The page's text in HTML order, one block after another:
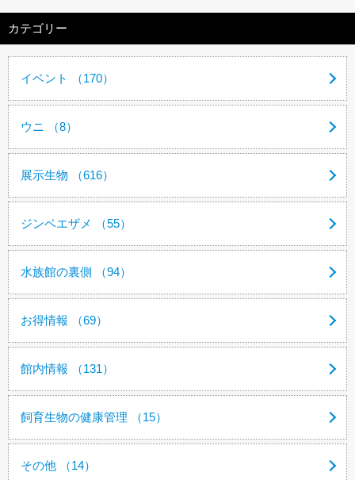
カテゴリー
イベント （170）
ウニ （8）
展示生物 （616）
ジンベエザメ （55）
水族館の裏側 （94）
お得情報 （69）
館内情報 （131）
飼育生物の健康管理 （15）
その他 （14）